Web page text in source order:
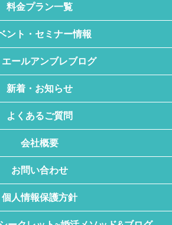
料金プラン一覧
ント・セミナー情報
エールアンブレブログ
新着・お知らせ
よくあるご質問
会社概要
お問い合わせ
個人情報保護方針